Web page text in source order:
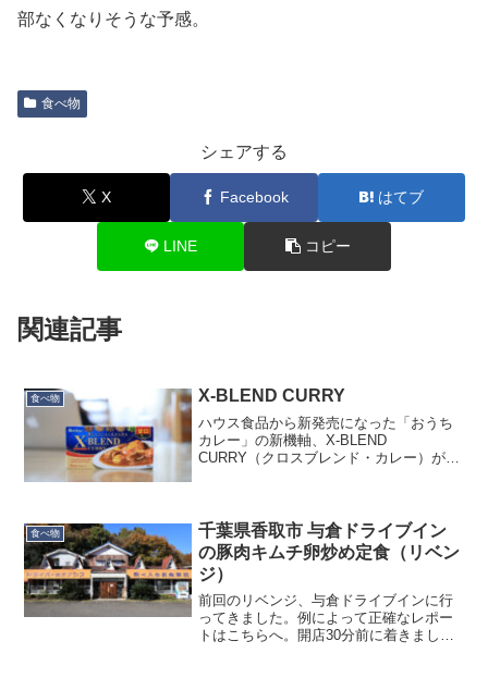
部なくなりそうな予感。
食べ物
シェアする
X Facebook はてブ
LINE コピー
関連記事
食べ物 X-BLEND CURRY
ハウス食品から新発売になった「おうち
カレー」の新機軸、X-BLEND
CURRY（クロスブレンド・カレー）が売
カレーを卒...
食べ物
千葉県香取市 与倉ドライブイン
の豚肉キムチ卵炒め定食（リベン
ジ）
前回のリベンジ、与倉ドライブインに行
ってきました。例によって正確なレポー
トはこちらへ。開店30分前に着きました